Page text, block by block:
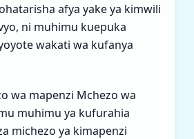
afya yake ya kimwili
ni muhimu kuepuka
wakati wa kufanya
wa mapenzi Mchezo wa
muhimu ya kufurahia
michezo ya kimapenzi